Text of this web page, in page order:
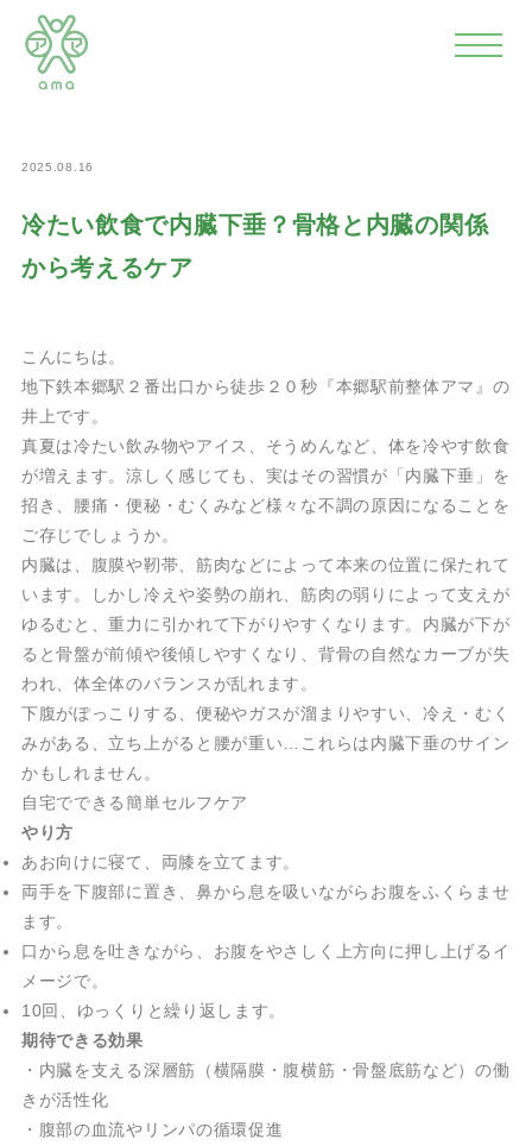
ホーム>
冷たい飲食で内臓下垂？骨格と内臓
の関係から考えるケア
2025.08.16
冷たい飲食で内臓下垂？骨格と内臓の関係
から考えるケア
こんにちは。
地下鉄本郷駅２番出口から徒歩２０秒『本郷駅前整体アマ』の
井上です。
真夏は冷たい飲み物やアイス、そうめんなど、体を冷やす飲食
が増えます。涼しく感じても、実はその習慣が「内臓下垂」を
招き、腰痛・便秘・むくみなど様々な不調の原因になることを
ご存じでしょうか。
内臓は、腹膜や靭帯、筋肉などによって本来の位置に保たれて
います。しかし冷えや姿勢の崩れ、筋肉の弱りによって支えが
ゆるむと、重力に引かれて下がりやすくなります。内臓が下が
ると骨盤が前傾や後傾しやすくなり、背骨の自然なカーブが失
われ、体全体のバランスが乱れます。
下腹がぽっこりする、便秘やガスが溜まりやすい、冷え・むく
みがある、立ち上がると腰が重い…これらは内臓下垂のサイン
かもしれません。
自宅でできる簡単セルフケア
やり方
あお向けに寝て、両膝を立てます。
両手を下腹部に置き、鼻から息を吸いながらお腹をふくらませ
ます。
口から息を吐きながら、お腹をやさしく上方向に押し上げるイ
メージで。
10回、ゆっくりと繰り返します。
期待できる効果
・内臓を支える深層筋（横隔膜・腹横筋・骨盤底筋など）の働
きが活性化
・腹部の血流やリンパの循環促進